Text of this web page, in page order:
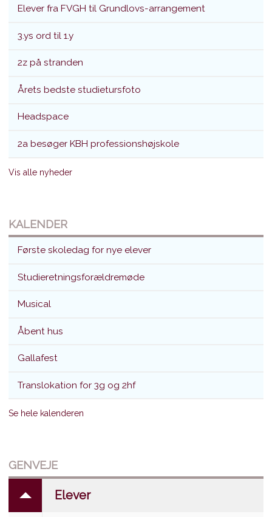
Elever fra FVGH til Grundlovs-arrangement
3.ys ord til 1.y
2z på stranden
Årets bedste studietursfoto
Headspace
2a besøger KBH professionshøjskole
Vis alle nyheder
KALENDER
Første skoledag for nye elever
Studieretningsforældremøde
Musical
Åbent hus
Gallafest
Translokation for 3g og 2hf
Se hele kalenderen
GENVEJE
Elever